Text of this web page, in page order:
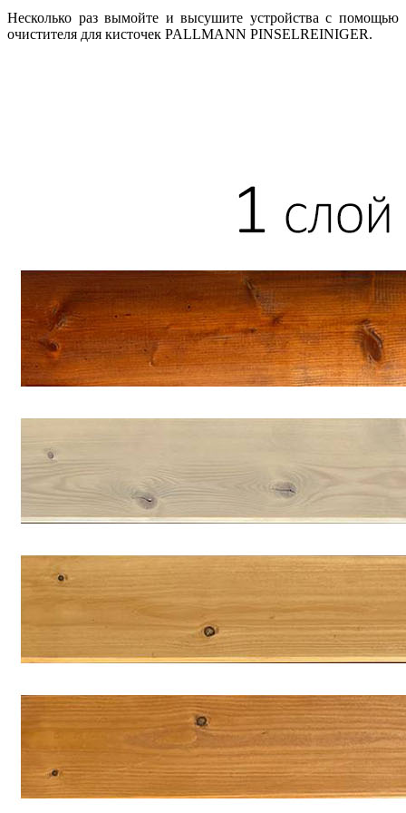
Несколько раз вымойте и высушите устройства с помощью
очистителя для кисточек PALLMANN PINSELREINIGER.